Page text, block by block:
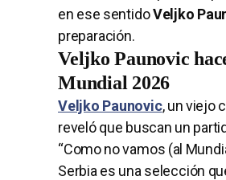
en ese sentidoVeljko
preparación.
Veljko Paunovic
Mundial 2026
Veljko Paunovic, un viejo
reveló que buscan un
“Como no vamos (al
Serbia es una selección